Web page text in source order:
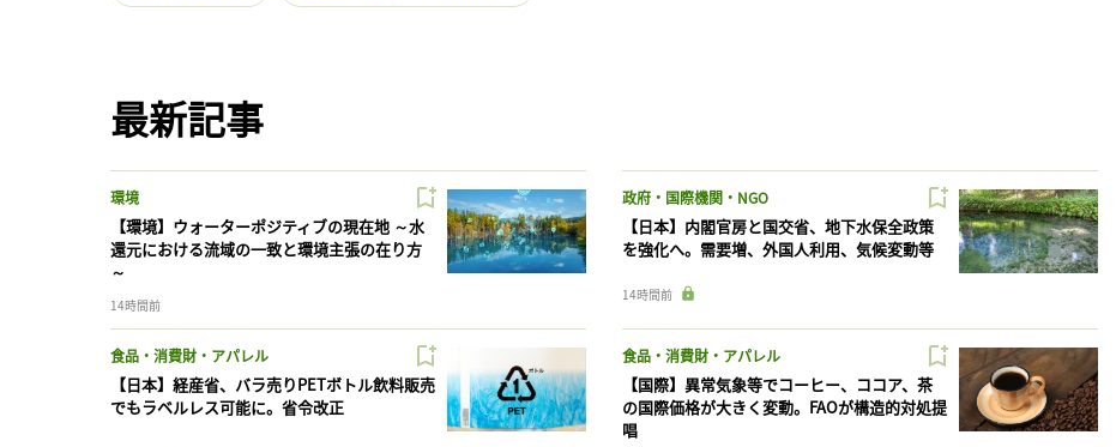
最新記事
環境
【環境】ウォーターポジティブの現在地 ～水
還元における流域の一致と環境主張の在り方
～
14時間前
政府・国際機関・NGO
【日本】内閣官房と国交省、地下水保全政策
を強化へ。需要増、外国人利用、気候変動等
14時間前
食品・消費財・アパレル
【日本】経産省、バラ売りPETボトル飲料販売
でもラベルレス可能に。省令改正
食品・消費財・アパレル
【国際】異常気象等でコーヒー、ココア、茶
の国際価格が大きく変動。FAOが構造的対処提
唱